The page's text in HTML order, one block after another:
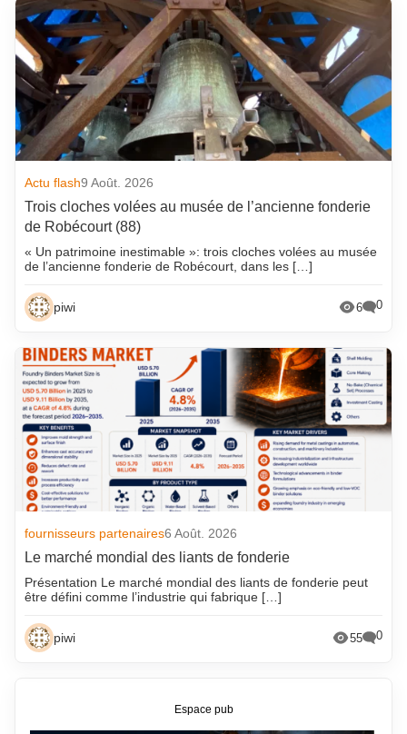
Actu flash9 Août. 2026
Trois cloches volées au musée de l’ancienne fonderie
de Robécourt (88)
« Un patrimoine inestimable »: trois cloches volées au musée
de l’ancienne fonderie de Robécourt, dans les […]
piwi 6 0
fournisseurs partenaires6 Août. 2026
Le marché mondial des liants de fonderie
Présentation Le marché mondial des liants de fonderie peut
être défini comme l’industrie qui fabrique […]
piwi 55 0
Espace pub